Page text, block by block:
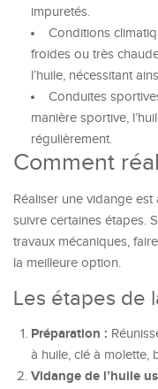
impuretés.
Conditions
froides ou très
l’huile, nécessitant
Conduites
manière sportive,
régulièrement.
Comment
Réaliser une vidange
suivre certaines étapes.
travaux mécaniques,
la meilleure option.
Les étapes de
Préparation :
à huile, clé à molette,
Vidange de l’huile